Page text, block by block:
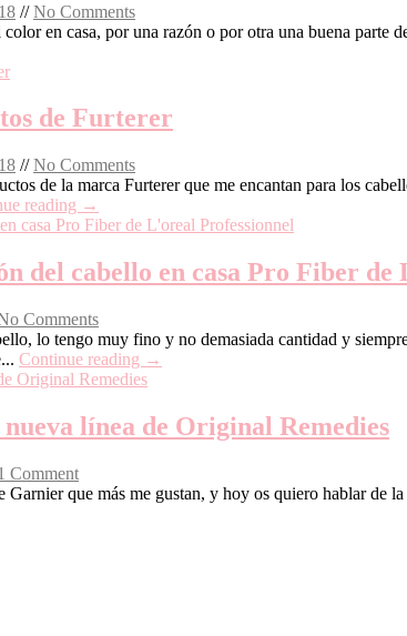
//No Comments
en casa, por una razón o por otra una buena parte
de Furterer
//No Comments
de la marca Furterer que me encantan para los
reading →
del cabello en casa Pro Fiber de
Comments
lo tengo muy fino y no demasiada cantidad y
Continue reading →
línea de Original Remedies
Comment
Garnier que más me gustan, y hoy os quiero hablar de